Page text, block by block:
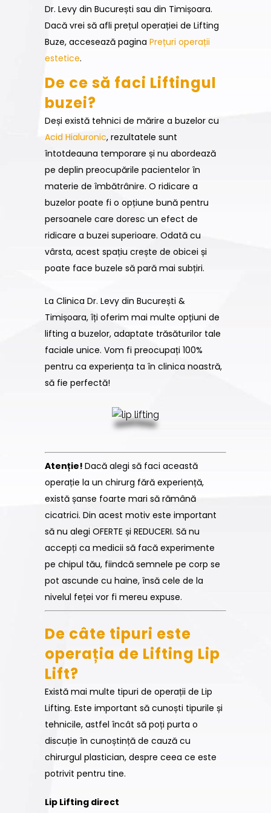
Dr. Levy din București sau din Timișoara.
Dacă vrei să afli prețul operației de Lifting
Buze, accesează pagina Prețuri operații
estetice.
De ce să faci Liftingul
buzei?
Deși există tehnici de mărire a buzelor cu
Acid Hialuronic, rezultatele sunt
întotdeauna temporare și nu abordează
pe deplin preocupările pacientelor în
materie de îmbătrânire. O ridicare a
buzelor poate fi o opțiune bună pentru
persoanele care doresc un efect de
ridicare a buzei superioare. Odată cu
vârsta, acest spațiu crește de obicei și
poate face buzele să pară mai subțiri.
La Clinica Dr. Levy din București &
Timișoara, îți oferim mai multe opțiuni de
lifting a buzelor, adaptate trăsăturilor tale
faciale unice. Vom fi preocupați 100%
pentru ca experiența ta în clinica noastră,
să fie perfectă!
Atenție! Dacă alegi să faci această
operație la un chirurg fără experiență,
există șanse foarte mari să rămână
cicatrici. Din acest motiv este important
să nu alegi OFERTE și REDUCERI. Să nu
accepți ca medicii să facă experimente
pe chipul tău, fiindcă semnele pe corp se
pot ascunde cu haine, însă cele de la
nivelul feței vor fi mereu expuse.
De câte tipuri este
operația de Lifting Lip
Lift?
Există mai multe tipuri de operații de Lip
Lifting. Este important să cunoști tipurile și
tehnicile, astfel încât să poți purta o
discuție în cunoștință de cauză cu
chirurgul plastician, despre ceea ce este
potrivit pentru tine.
Lip Lifting direct